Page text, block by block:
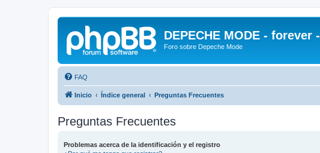
DEPECHE MODE - forever -
Foro sobre Depeche Mode
FAQ
Inicio Índice general Preguntas Frecuentes
Preguntas Frecuentes
Problemas acerca de la identificación y el registro